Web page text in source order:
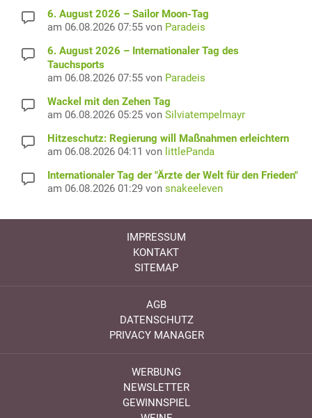
6. August 2026 – Sailor Moon-Tag
am 06.08.2026 07:55 von Paradeis
6. August 2026 – Internationaler Tag des
Tauchsports
am 06.08.2026 07:55 von Paradeis
Wackel mit den Zehen Tag
am 06.08.2026 05:25 von Silviatempelmayr
Hitzeschutz: Regierung will Maßnahmen erleichtern
am 06.08.2026 04:11 von littlePanda
Internationaler Tag der "Ärzte der Welt für den Frieden"
am 06.08.2026 01:29 von snakeeleven
IMPRESSUM
KONTAKT
SITEMAP
AGB
DATENSCHUTZ
PRIVACY MANAGER
WERBUNG
NEWSLETTER
GEWINNSPIEL